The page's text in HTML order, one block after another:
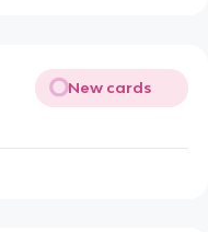
New cards